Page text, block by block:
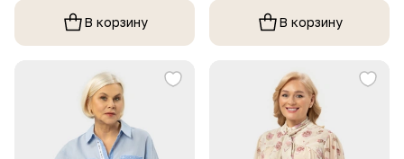
В корзину В корзину